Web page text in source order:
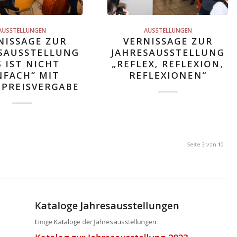
ZUR
IST NICHT
MIT
AUSSTELLUNGEN
VERNISSAGE ZUR
JAHRESAUSSTELLUNG
„REFLEX, REFLEXION,
REFLEXIONEN“
Seite 3 von 10
Kataloge Jahresausstellungen
Einige Kataloge der Jahresausstellungen: